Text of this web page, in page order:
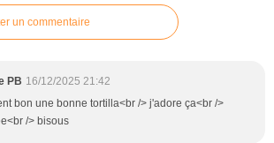
un commentaire
PB 16/12/2025 21:42
bon une bonne tortilla<br /> j'adore ça<br />
/> bisous